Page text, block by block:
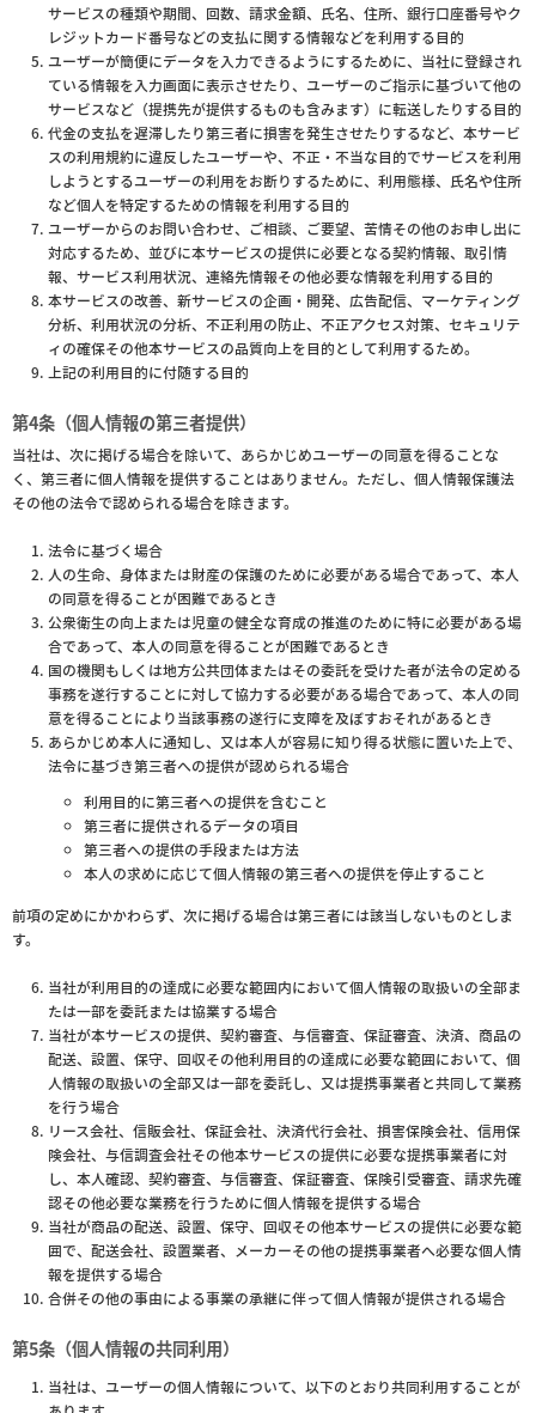
サービスの種類や期間、回数、請求金額、氏名、住所、銀行口座番号やク
レジットカード番号などの支払に関する情報などを利用する目的
ユーザーが簡便にデータを入力できるようにするために、当社に登録され
ている情報を入力画面に表示させたり、ユーザーのご指示に基づいて他の
サービスなど（提携先が提供するものも含みます）に転送したりする目的
代金の支払を遅滞したり第三者に損害を発生させたりするなど、本サービ
スの利用規約に違反したユーザーや、不正・不当な目的でサービスを利用
しようとするユーザーの利用をお断りするために、利用態様、氏名や住所
など個人を特定するための情報を利用する目的
ユーザーからのお問い合わせ、ご相談、ご要望、苦情その他のお申し出に
対応するため、並びに本サービスの提供に必要となる契約情報、取引情
報、サービス利用状況、連絡先情報その他必要な情報を利用する目的
本サービスの改善、新サービスの企画・開発、広告配信、マーケティング
分析、利用状況の分析、不正利用の防止、不正アクセス対策、セキュリテ
ィの確保その他本サービスの品質向上を目的として利用するため。
上記の利用目的に付随する目的
第4条（個人情報の第三者提供）
当社は、次に掲げる場合を除いて、あらかじめユーザーの同意を得ることな
く、第三者に個人情報を提供することはありません。ただし、個人情報保護法
その他の法令で認められる場合を除きます。
法令に基づく場合
人の生命、身体または財産の保護のために必要がある場合であって、本人
の同意を得ることが困難であるとき
公衆衛生の向上または児童の健全な育成の推進のために特に必要がある場
合であって、本人の同意を得ることが困難であるとき
国の機関もしくは地方公共団体またはその委託を受けた者が法令の定める
事務を遂行することに対して協力する必要がある場合であって、本人の同
意を得ることにより当該事務の遂行に支障を及ぼすおそれがあるとき
あらかじめ本人に通知し、又は本人が容易に知り得る状態に置いた上で、
法令に基づき第三者への提供が認められる場合
利用目的に第三者への提供を含むこと
第三者に提供されるデータの項目
第三者への提供の手段または方法
本人の求めに応じて個人情報の第三者への提供を停止すること
前項の定めにかかわらず、次に掲げる場合は第三者には該当しないものとしま
す。
当社が利用目的の達成に必要な範囲内において個人情報の取扱いの全部ま
たは一部を委託または協業する場合
当社が本サービスの提供、契約審査、与信審査、保証審査、決済、商品の
配送、設置、保守、回収その他利用目的の達成に必要な範囲において、個
人情報の取扱いの全部又は一部を委託し、又は提携事業者と共同して業務
を行う場合
リース会社、信販会社、保証会社、決済代行会社、損害保険会社、信用保
険会社、与信調査会社その他本サービスの提供に必要な提携事業者に対
し、本人確認、契約審査、与信審査、保証審査、保険引受審査、請求先確
認その他必要な業務を行うために個人情報を提供する場合
当社が商品の配送、設置、保守、回収その他本サービスの提供に必要な範
囲で、配送会社、設置業者、メーカーその他の提携事業者へ必要な個人情
報を提供する場合
合併その他の事由による事業の承継に伴って個人情報が提供される場合
第5条（個人情報の共同利用）
当社は、ユーザーの個人情報について、以下のとおり共同利用することが